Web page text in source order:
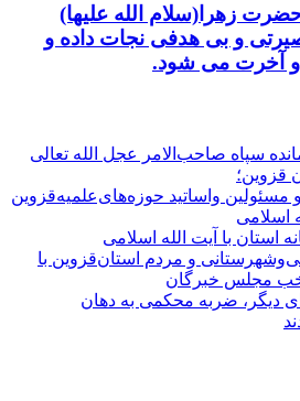
زهرا(سلام الله علیها)
و بی هدفی نجات داده و
و آخرت می شود.
سپاه صاحب‌الامر عجل الله تعالی
قزوین؛
مسئولین واساتید حوزه‌های‌علمیه‌قزوین
اسلامی
با آیت الله اسلامی
و مردم‌ استان‌قزوین با
مجلس‌ خبرگان
دیگر، ضربه محکمی به دهان